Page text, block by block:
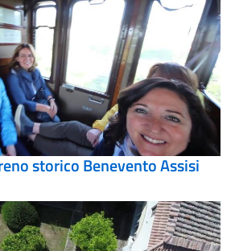
storico Benevento Assisi